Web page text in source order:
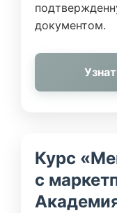
документом.
Курс
с